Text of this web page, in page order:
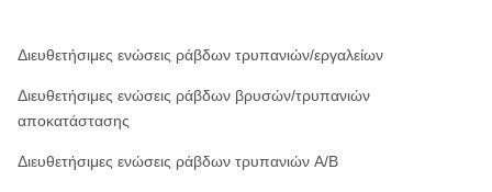
Διευθετήσιμες ενώσεις ράβδων τρυπανιών/εργαλείων
Διευθετήσιμες ενώσεις ράβδων βρυσών/τρυπανιών
αποκατάστασης
Διευθετήσιμες ενώσεις ράβδων τρυπανιών A/B